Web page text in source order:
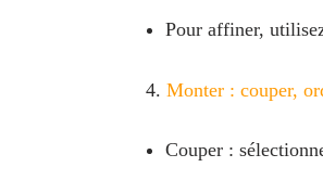
Pour affiner,
Monter : couper,
Couper :